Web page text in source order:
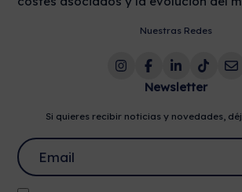
Nuestras Redes
Newsletter
Si quieres recibir noticias y novedades,